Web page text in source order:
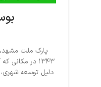
پارک ملت
۱۳۴۳ در
دلیل توسعه شهری،